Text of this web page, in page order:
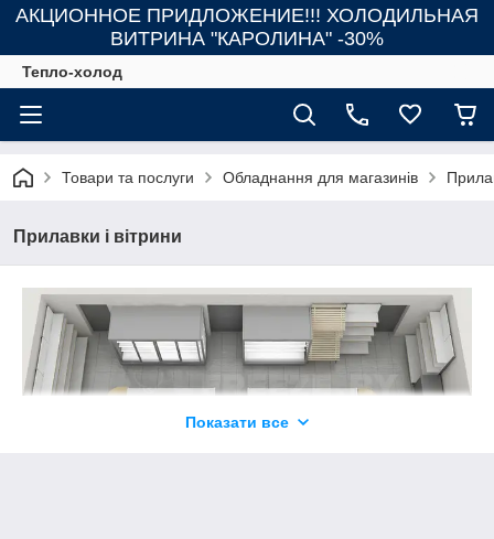
АКЦИОННОЕ ПРИДЛОЖЕНИЕ!!! ХОЛОДИЛЬНАЯ
ВИТРИНА "КАРОЛИНА" -30%
Тепло-холод
Товари та послуги Обладнання для магазинів
Прилавки і вітрини
Показати все